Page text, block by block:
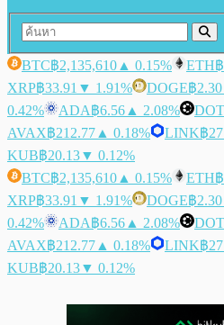
BTC฿2,135,610 ▲ 0.15% ETH
XRP฿33.91 ▼ 1.91% DOGE฿2.30
0.42%
ADA฿6.56 ▲ 2.08% DOT
AVAX฿212.77 ▲ 0.18% LINK฿
KUB฿20.13▼ 0.12%
BTC฿2,135,610 ▲ 0.15% ETH
XRP฿33.91 ▼ 1.91% DOGE฿2.30
0.42%
ADA฿6.56 ▲ 2.08% DOT
AVAX฿212.77 ▲ 0.18% LINK฿
KUB฿20.13▼ 0.12%